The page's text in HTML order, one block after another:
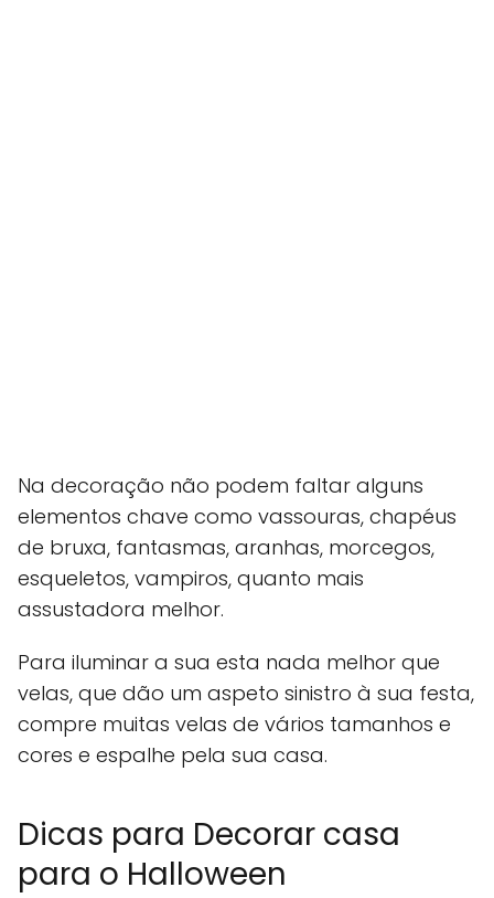
Na decoração não podem faltar alguns
elementos chave como vassouras, chapéus
de bruxa, fantasmas, aranhas, morcegos,
esqueletos, vampiros, quanto mais
assustadora melhor.
Para iluminar a sua esta nada melhor que
velas, que dão um aspeto sinistro à sua festa,
compre muitas velas de vários tamanhos e
cores e espalhe pela sua casa.
Dicas para Decorar casa
para o Halloween